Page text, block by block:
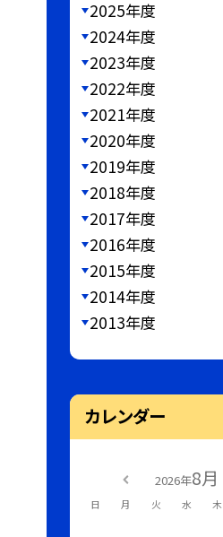
2025年度
2024年度
2023年度
2022年度
2021年度
2020年度
2019年度
2018年度
2017年度
2016年度
2015年度
2014年度
2013年度
カレンダー
2026年8月
日 月 火 水 木